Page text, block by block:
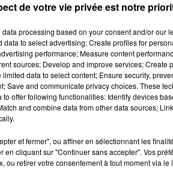
de votre vie privée est notre
processing based on your consent and/or our
to select advertising; Create profiles for
performance; Measure content
sources; Develop and improve services; Create
data to select content; Ensure security,
Save and communicate privacy choices. These
offer following functionalities: Identify devices
and combine data from other data sources;
et fermer", ou affiner en sélectionnant les
en cliquant sur "Continuer sans accepter". Vos
ou retirer votre consentement à tout moment via